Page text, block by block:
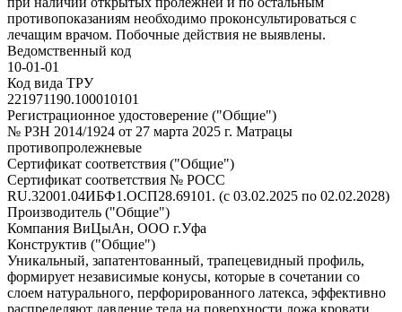
противопоказаниям необходимо проконсультироваться с
лечащим врачом. Побочные действия не выявлены.
Ведомственный код
10-01-01
Код вида ТРУ
221971190.100010101
Регистрационное удостоверение ("Общие")
№ РЗН 2014/1924 от 27 марта 2025 г. Матрацы
противопролежневые
Сертификат соответствия ("Общие")
Сертификат соответствия № РОСС
RU.32001.04ИБФ1.ОСП28.69101. (с 03.02.2025 по 02.02.2028)
Производитель ("Общие")
Компания ВиЦыАн, ООО г.Уфа
Конструктив ("Общие")
Уникальный, запатентованный, трапецевидный профиль,
формирует независимые конусы, которые в сочетании со
слоем натурального, перфорированного латекса, эффективно